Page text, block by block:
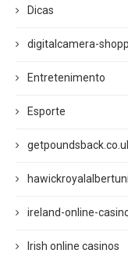
Dicas
digitalcamera-
Entretenimento
Esporte
ireland-online-
Irish online casinos